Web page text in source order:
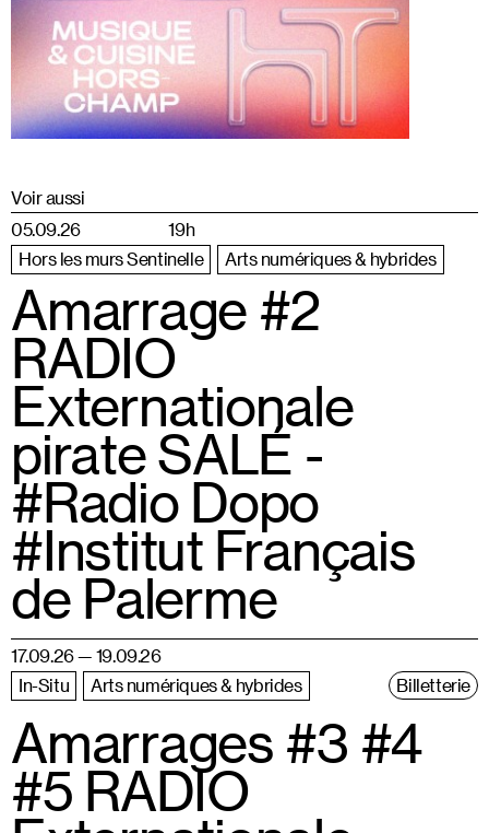
Voir aussi
05.09.26
19h
Hors les murs Sentinelle
Arts numériques & hybrides
Amarrage #2
RADIO
Externationale
pirate SALÉ -
#Radio Dopo
#Institut Français
de Palerme
17.09.26 — 19.09.26
In-Situ
Arts numériques & hybrides Billetterie
Amarrages #3 #4
#5 RADIO